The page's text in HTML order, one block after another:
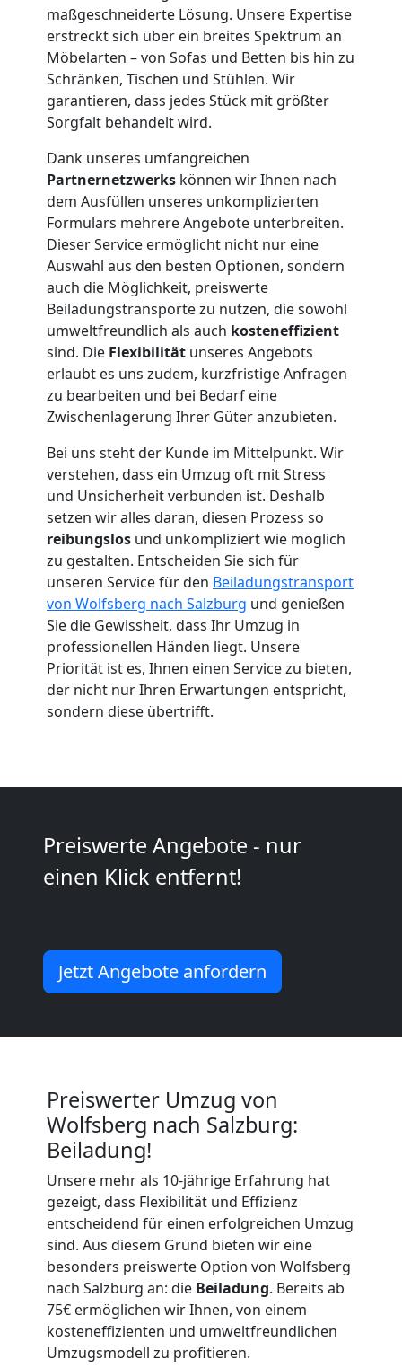
maßgeschneiderte Lösung. Unsere Expertise
erstreckt sich über ein breites Spektrum an
Möbelarten – von Sofas und Betten bis hin zu
Schränken, Tischen und Stühlen. Wir
garantieren, dass jedes Stück mit größter
Sorgfalt behandelt wird.
Dank unseres umfangreichen
Partnernetzwerks können wir Ihnen nach
dem Ausfüllen unseres unkomplizierten
Formulars mehrere Angebote unterbreiten.
Dieser Service ermöglicht nicht nur eine
Auswahl aus den besten Optionen, sondern
auch die Möglichkeit, preiswerte
Beiladungstransporte zu nutzen, die sowohl
umweltfreundlich als auch kosteneffizient
sind. Die Flexibilität unseres Angebots
erlaubt es uns zudem, kurzfristige Anfragen
zu bearbeiten und bei Bedarf eine
Zwischenlagerung Ihrer Güter anzubieten.
Bei uns steht der Kunde im Mittelpunkt. Wir
verstehen, dass ein Umzug oft mit Stress
und Unsicherheit verbunden ist. Deshalb
setzen wir alles daran, diesen Prozess so
reibungslos und unkompliziert wie möglich
zu gestalten. Entscheiden Sie sich für
unseren Service für den Beiladungstransport
von Wolfsberg nach Salzburg und genießen
Sie die Gewissheit, dass Ihr Umzug in
professionellen Händen liegt. Unsere
Priorität ist es, Ihnen einen Service zu bieten,
der nicht nur Ihren Erwartungen entspricht,
sondern diese übertrifft.
Preiswerte Angebote - nur
einen Klick entfernt!
Jetzt Angebote anfordern
Preiswerter Umzug von
Wolfsberg nach Salzburg:
Beiladung!
Unsere mehr als 10-jährige Erfahrung hat
gezeigt, dass Flexibilität und Effizienz
entscheidend für einen erfolgreichen Umzug
sind. Aus diesem Grund bieten wir eine
besonders preiswerte Option von Wolfsberg
nach Salzburg an: die Beiladung. Bereits ab
75€ ermöglichen wir Ihnen, von einem
kosteneffizienten und umweltfreundlichen
Umzugsmodell zu profitieren.
Möbelmontage
Wolfsberg
Möbeltransport
Wolfsberg
Beiladung
Wolfsberg
Mini
Umzug
Wolfsberg
Umzug
Mann
LKW
Wolfsberg
Wolfsberg
LKW
Möbellift
Wolfsberg
Übersiedlung